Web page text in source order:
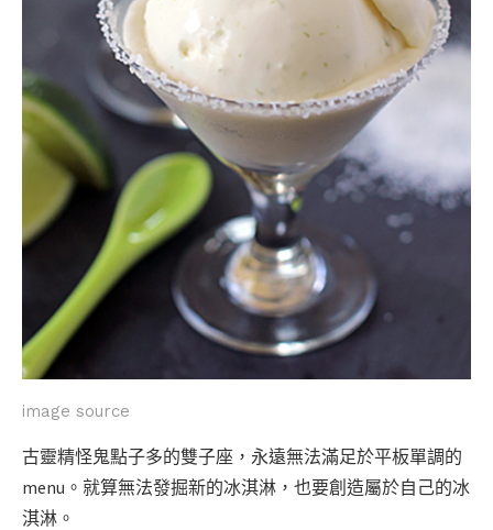
image source
古靈精怪鬼點子多的雙子座，永遠無法滿足於平板單調的
menu。就算無法發掘新的冰淇淋，也要創造屬於自己的冰
淇淋。